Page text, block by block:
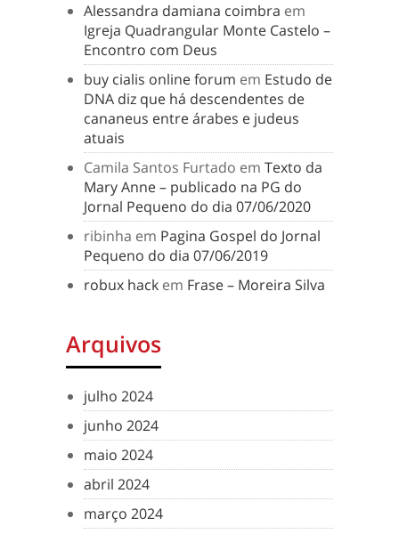
Alessandra damiana coimbra em
Igreja Quadrangular Monte Castelo –
Encontro com Deus
buy cialis online forum em Estudo de
DNA diz que há descendentes de
cananeus entre árabes e judeus
atuais
Camila Santos Furtado em Texto da
Mary Anne – publicado na PG do
Jornal Pequeno do dia 07/06/2020
ribinha em Pagina Gospel do Jornal
Pequeno do dia 07/06/2019
robux hack em Frase – Moreira Silva
Arquivos
julho 2024
junho 2024
maio 2024
abril 2024
março 2024